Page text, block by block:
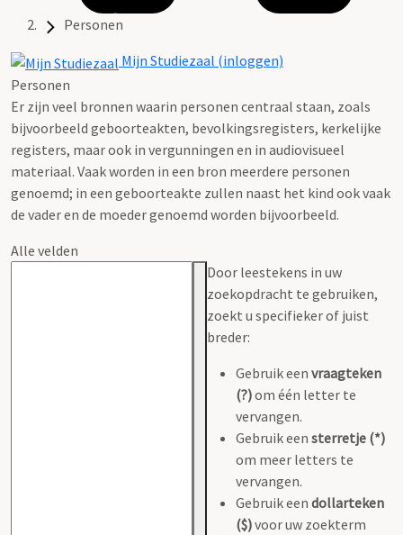
Personen
Mijn Studiezaal (inloggen)
Personen
Er zijn veel bronnen waarin personen centraal staan, zoals
bijvoorbeeld geboorteakten, bevolkingsregisters, kerkelijke
registers, maar ook in vergunningen en in audiovisueel
materiaal. Vaak worden in een bron meerdere personen
genoemd; in een geboorteakte zullen naast het kind ook vaak
de vader en de moeder genoemd worden bijvoorbeeld.
Alle velden
Door leestekens in uw
zoekopdracht te gebruiken,
zoekt u specifieker of juist
breder:
Gebruik een vraagteken
(?)om één letter te
vervangen.
Gebruik een sterretje (*)
om meer letters te
vervangen.
Gebruik een dollarteken
($)voor uw zoekterm